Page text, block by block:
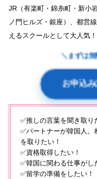
JR（有楽町・錦糸町・新小
ノ門ヒルズ・銀座）、都営
えるスクールとして大人気！
＼まずは
お申込
✅推しの言葉を聞き取り
✅パートナーが韓国人
を取りたい！
✅資格取得したい！
✅韓国に関わる仕事がし
✅留学の準備をしたい！